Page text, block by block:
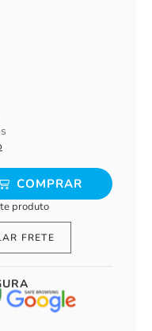
COMPRAR
produto